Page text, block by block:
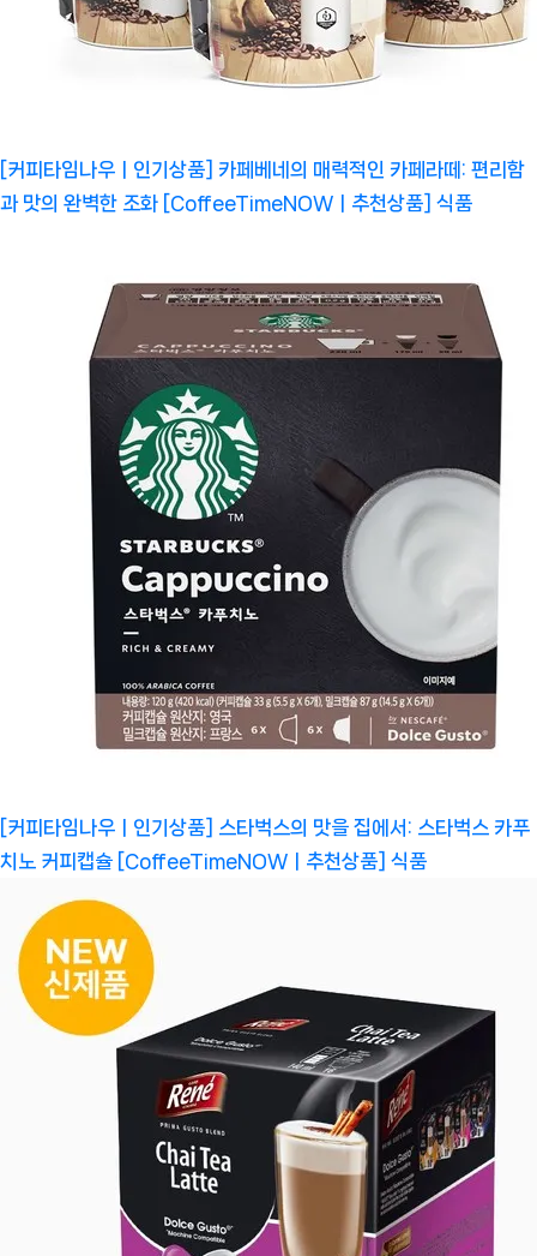
[커피타임나우ㅣ인기상품] 카페베네의 매력적인 카페라떼: 편리함
과 맛의 완벽한 조화 [CoffeeTimeNOWㅣ추천상품] 식품
[커피타임나우ㅣ인기상품] 스타벅스의 맛을 집에서: 스타벅스 카푸
치노 커피캡슐 [CoffeeTimeNOWㅣ추천상품] 식품